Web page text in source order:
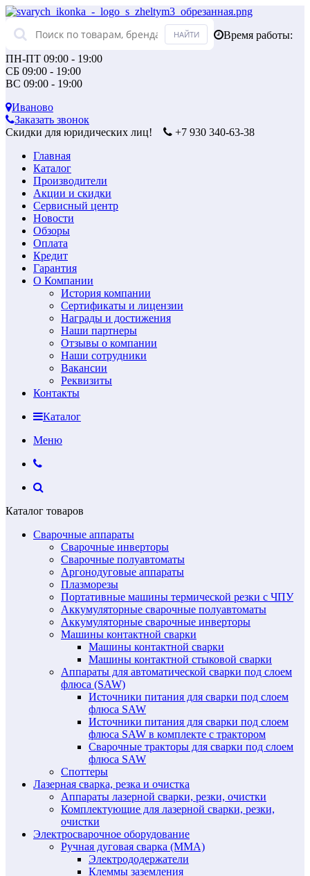
Время работы:
ПН-ПТ 09:00 - 19:00
СБ 09:00 - 19:00
ВС 09:00 - 19:00
Иваново
Заказать звонок
Скидки для юридических лиц!
+7 930 340-63-38
Главная
Каталог
Производители
Акции и скидки
Сервисный центр
Новости
Обзоры
Оплата
Кредит
Гарантия
О Компании
История компании
Сертификаты и лицензии
Награды и достижения
Наши партнеры
Отзывы о компании
Наши сотрудники
Вакансии
Реквизиты
Контакты
Каталог
Меню
Каталог товаров
Сварочные аппараты
Сварочные инверторы
Сварочные полуавтоматы
Аргонодуговые аппараты
Плазморезы
Портативные машины термической резки с ЧПУ
Аккумуляторные сварочные полуавтоматы
Аккумуляторные сварочные инверторы
Машины контактной сварки
Машины контактной сварки
Машины контактной стыковой сварки
Аппараты для автоматической сварки под слоем
флюса (SAW)
Источники питания для сварки под слоем
флюса SAW
Источники питания для сварки под слоем
флюса SAW в комплекте с трактором
Сварочные тракторы для сварки под слоем
флюса SAW
Споттеры
Лазерная сварка, резка и очистка
Аппараты лазерной сварки, резки, очистки
Комплектующие для лазерной сварки, резки,
очистки
Электросварочное оборудование
Ручная дуговая сварка (MMA)
Электрододержатели
Клеммы заземления